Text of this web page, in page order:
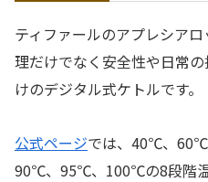
ティファールのアプレシア
理だけでなく安全性や日常
けのデジタル式ケトルです。
公式ページでは、40℃、
90℃、95℃、100℃の8段階